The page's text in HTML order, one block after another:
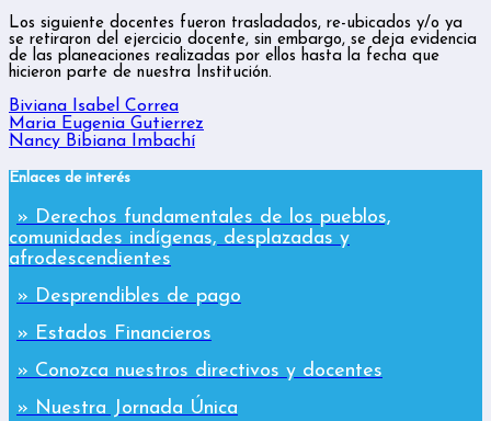
Los siguiente docentes fueron trasladados, re-ubicados y/o ya
se retiraron del ejercicio docente, sin embargo, se deja evidencia
de las planeaciones realizadas por ellos hasta la fecha que
hicieron parte de nuestra Institución.
Biviana Isabel Correa
Maria Eugenia Gutierrez
Nancy Bibiana Imbachí
Enlaces de interés
» Derechos fundamentales de los pueblos,
comunidades indígenas, desplazadas y
afrodescendientes
» Desprendibles de pago
» Estados Financieros
» Conozca nuestros directivos y docentes
» Nuestra Jornada Única